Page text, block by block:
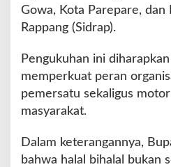
u
t
o
l
a
i
t
Gowa, Kota Parepare,
Rappang (Sidrap).
Pengukuhan ini
memperkuat peran
pemersatu sekaligus
masyarakat.
Dalam keterangannya,
bahwa halal bihalal bukan